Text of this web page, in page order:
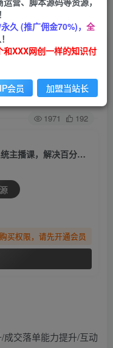
面系统主播课，
（22节课）
关注 私信
1971 192
（7227期）主播线上特训营：全面系统主播课，解决百分之90的主播面临的问题（22节课）
买权限，请先开通会员
久 (推广佣金70%)， 全
XXX网创一样的知识付
会员 加盟当站长